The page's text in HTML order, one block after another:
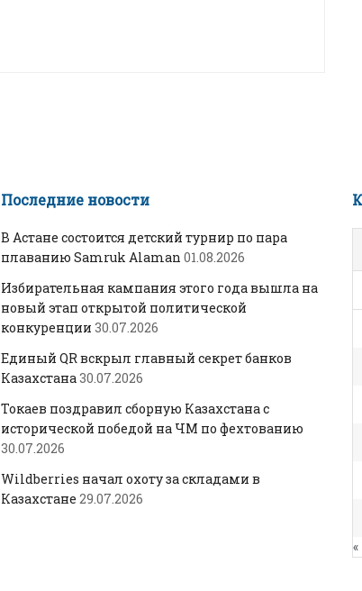
Последние новости
В Астане состоится детский турнир по пара
плаванию Samruk Alaman 01.08.2026
Избирательная кампания этого года вышла на
новый этап открытой политической
конкуренции 30.07.2026
Единый QR вскрыл главный секрет банков
Казахстана30.07.2026
Токаев поздравил сборную Казахстана с
исторической победой на ЧМ по фехтованию
30.07.2026
Wildberries начал охоту за складами в
Казахстане 29.07.2026